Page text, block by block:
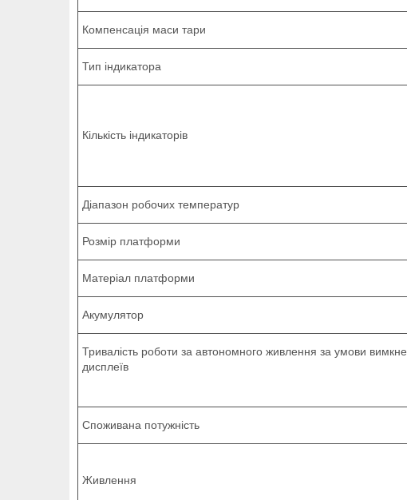
Компенсація маси тари
Тип індикатора
Кількість індикаторів
Діапазон робочих температур
Розмір платформи
Матеріал платформи
Акумулятор
Тривалість роботи за автономного живлення за умови
дисплеїв
Споживана потужність
Живлення